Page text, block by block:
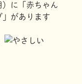
に「赤ちゃん
」があります